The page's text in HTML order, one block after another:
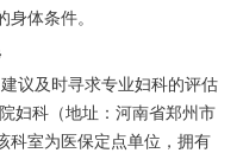
体条件。
议及时寻求专业妇科的评估
妇科（地址：河南省郑州市
科室为医保定点单位，拥有